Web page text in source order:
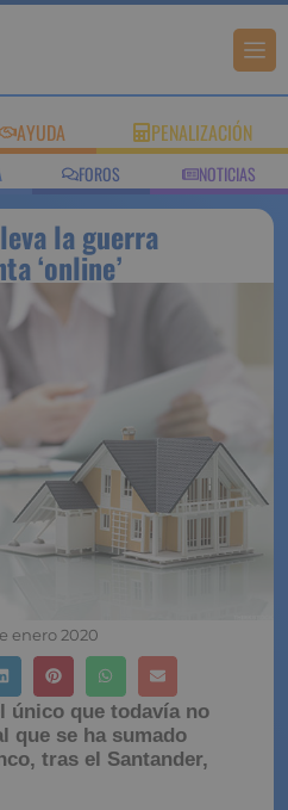
AYUDA PENALIZACIÓN
FOROS NOTICIAS
la guerra
‘online’
enero 2020
único que todavía no
que se ha sumado
tras el Santander,